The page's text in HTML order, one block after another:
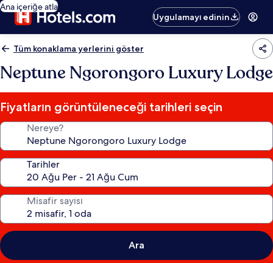
Ana içeriğe atla
Uygulamayı edinin
Tüm konaklama yerlerini göster
Neptune Ngorongoro Luxury Lodge
Fiyatların görüntüleneceği tarihleri seçin
Nereye?
Tarihler
Misafir sayısı
Ara